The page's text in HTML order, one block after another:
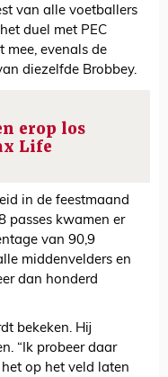
van alle voetballers
duel met PEC
mee, evenals de
diezelfde Brobbey.
erop los
Life
in de feestmaand
passes kwamen er
van 90,9
middenvelders en
dan honderd
bekeken. Hij
“Ik probeer daar
op het veld laten